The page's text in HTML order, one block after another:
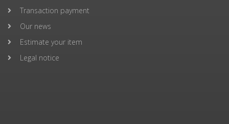
Transaction payment
Our news
Estimate your item
Legal notice